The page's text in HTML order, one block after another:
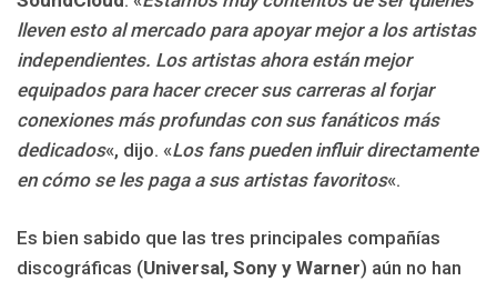
lleven esto al mercado para apoyar mejor a los artistas
independientes. Los artistas ahora están mejor
equipados para hacer crecer sus carreras al forjar
conexiones más profundas con sus fanáticos más
dedicados«, dijo. «Los fans pueden influir directamente
en cómo se les paga a sus artistas favoritos«.
Es bien sabido que las tres principales compañías
discográficas (Universal, Sony y Warner) aún no han